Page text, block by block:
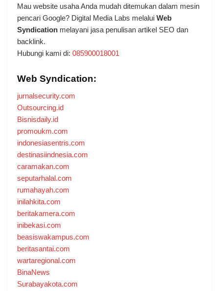
Mau website usaha Anda mudah ditemukan dalam mesin
pencari Google? Digital Media Labs melalui Web
Syndication melayani jasa penulisan artikel SEO dan
backlink.
Hubungi kami di: 085900018001
Web Syndication:
jurnalsecurity.com
Outsourcing.id
Bisnisdaily.id
promoukm.com
indonesiasentris.com
destinasiindnesia.com
caramakan.com
seputarhalal.com
rumahayah.com
inilahkita.com
beritakamera.com
inibekasi.com
beasiswakampus.com
beritasantai.com
wartaregional.com
BinaNews
Surabayakota.com